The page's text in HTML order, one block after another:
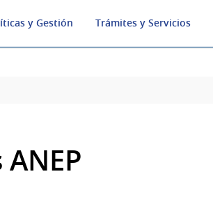
y Gestión Trámites y Servicios